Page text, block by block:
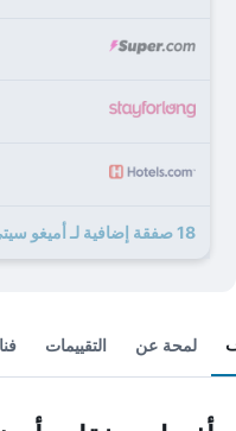
18 صفقة إضافية لـ أميغو سيتي سنتر
لمحة عن التقييمات